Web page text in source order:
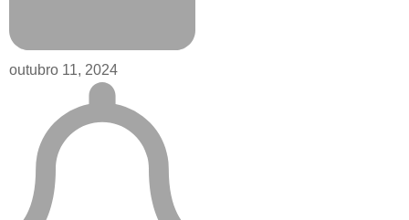
outubro 11, 2024